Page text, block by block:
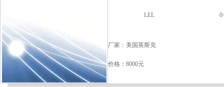
LEL
厂家：美国英斯克
价格：8000元